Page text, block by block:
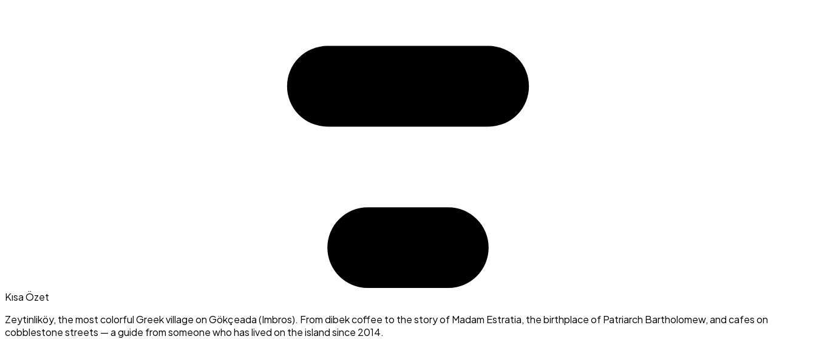
Kısa Özet
Zeytinliköy, the most colorful Greek village on Gökçeada (Imbros). From dibek coffee to the story of Madam Estratia, the birthplace of Patriarch Bartholomew, and cafes on
cobblestone streets — a guide from someone who has lived on the island since 2014.